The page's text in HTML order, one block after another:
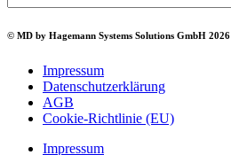
© MD by Hagemann Systems Solutions GmbH 2026
Impressum
Datenschutzerklärung
AGB
Cookie-Richtlinie (EU)
Impressum